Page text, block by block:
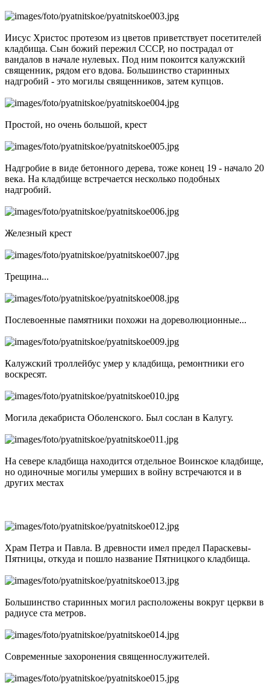
Иисус Христос протезом из цветов приветствует посетителей
кладбища. Сын божий пережил СССР, но пострадал от
вандалов в начале нулевых. Под ним покоится калужский
священник, рядом его вдова. Большинство старинных
надгробий - это могилы священников, затем купцов.
Простой, но очень большой, крест
Надгробие в виде бетонного дерева, тоже конец 19 - начало 20
века. На кладбище встречается несколько подобных
надгробий.
Железный крест
Трещина...
Послевоенные памятники похожи на дореволюционные...
Калужский троллейбус умер у кладбища, ремонтники его
воскресят.
Могила декабриста Оболенского. Был сослан в Калугу.
На севере кладбища находится отдельное Воинское кладбище,
но одиночные могилы умерших в войну встречаются и в
других местах
Храм Петра и Павла. В древности имел предел Параскевы-
Пятницы, откуда и пошло название Пятницкого кладбища.
Большинство старинных могил расположены вокруг церкви в
радиусе ста метров.
Современные захоронения священнослужителей.